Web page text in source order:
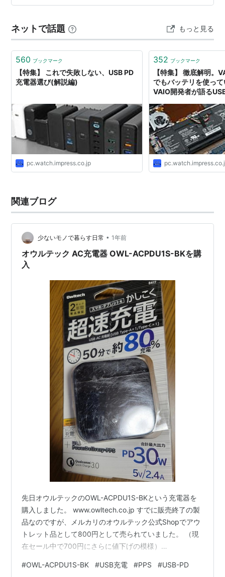
熱がいちばんの敵：体感できない熱が、いちばん怖い 新
化されたバッテリ…
ネットで話題 もっと見る
560 ブックマーク
【特集】 これで失敗しない、USB PD
充電器選び(解説編)
pc.watch.impress.co.jp
352 ブックマーク
【特集】 徹底解明。
でもバッテリを使っ
VAIO開発者が語る
関連ブログ
少ないモノで暮らす日常 • 1年前
オウルテック AC充電器 OWL-ACPDU1S-BKを購
入
先日オウルテックのOWL-ACPDU1S-BKという充電器を
購入しました。 www.owltech.co.jp すでに販売終了の製
品なのですが、メルカリのオウルテック公式Shopでアウ
トレット品として800円として売られていました。 （現
在セール中で700円にさらに値下げの模様）
いているよくある充電器なのですが、何でこれを選択し
#OWL-ACPDU1S-BK #USB充電 #PPS #USB-PD